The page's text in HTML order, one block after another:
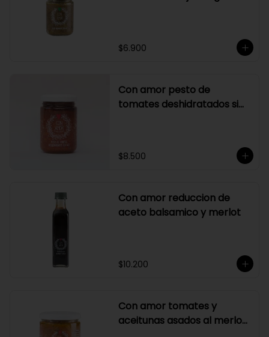
$6.900
Con amor pesto de
tomates deshidratados sin
$8.500
Con amor reduccion de
aceto balsamico y merlot
$10.200
Con amor tomates y
aceitunas asados al merlot